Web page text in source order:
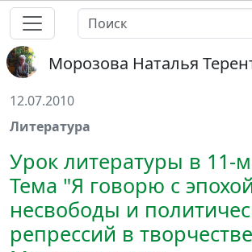
Морозова Наталья
12.07.2010
Литература
Урок литературы в 11-м
Тема "Я говорю с
несвободы и
репрессий в